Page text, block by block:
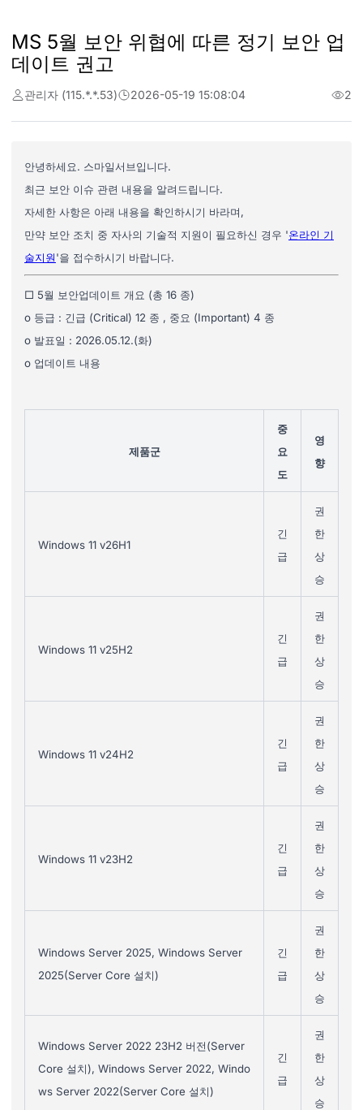
MS 5월 보안 위협에 따른 정기 보안 업
데이트 권고
관리자 (115.*.*.53) 2026-05-19 15:08:04 2
안녕하세요. 스마일서브입니다.
최근 보안 이슈 관련 내용을 알려드립니다.
자세한 사항은 아래 내용을 확인하시기 바라며,
만약 보안 조치 중 자사의 기술적 지원이 필요하신 경우 '온라인 기
술지원'을 접수하시기 바랍니다.
□ 5월 보안업데이트 개요 (총 16 종)
o 등급 : 긴급 (Critical) 12 종 , 중요 (Important) 4 종
o 발표일 : 2026.05.12.(화)
o 업데이트 내용
제품군
중
요
도
영
향
Windows 11 v26H1
긴
급
권
한
상
승
Windows 11 v25H2
긴
급
권
한
상
승
Windows 11 v24H2
긴
급
권
한
상
승
Windows 11 v23H2
긴
급
권
한
상
승
Windows Server 2025, Windows Server
2025(Server Core 설치)
긴
급
권
한
상
승
Windows Server 2022 23H2 버전(Server
Core 설치), Windows Server 2022, Windo
ws Server 2022(Server Core 설치)
긴
급
권
한
상
승